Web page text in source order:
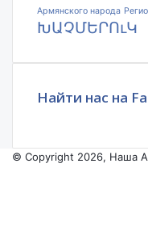
Армянского народа
ԽԱՉՄԵՐՈւԿ
Найти нас на
© Copyright 2026, Наша